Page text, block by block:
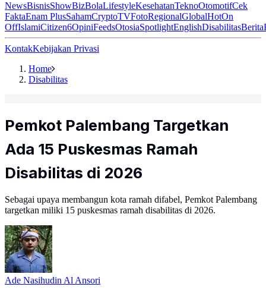
NewsBisnisShowBizBolaLifestyleKesehatanTeknoOtomotifCek
FaktaEnam PlusSahamCryptoTVFotoRegionalGlobalHotOn
OffIslamiCitizen6OpiniFeedsOtosiaSpotlightEnglishDisabilitasBerita
KontakKebijakan Privasi
Home
Disabilitas
Pemkot Palembang Targetkan
Ada 15 Puskesmas Ramah
Disabilitas di 2026
Sebagai upaya membangun kota ramah difabel, Pemkot Palembang
targetkan miliki 15 puskesmas ramah disabilitas di 2026.
Ade Nasihudin Al Ansori